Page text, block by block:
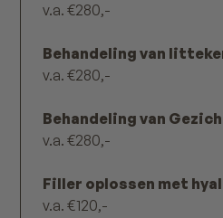
v.a. €280,-
Behandeling van
v.a. €280,-
Behandeling van
v.a. €280,-
Filler oplossen met
v.a. €120,-